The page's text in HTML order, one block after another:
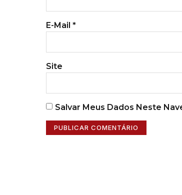
E-Mail *
Site
Salvar Meus Dados Neste